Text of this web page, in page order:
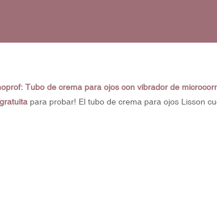
Tubo de crema para ojos con vibrador de
para probar! El tubo de crema para ojos Lisson